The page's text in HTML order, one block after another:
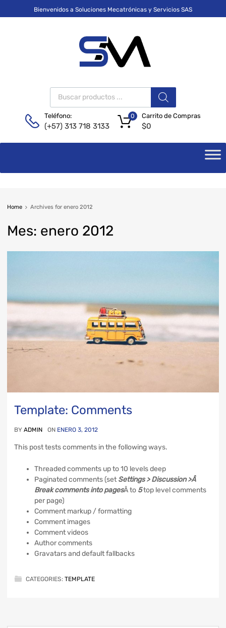
Bienvenidos a Soluciones Mecatrónicas y Servicios SAS
Teléfono:
(+57) 313 718 3133
Carrito de Compras
$0
0
Home Archives for enero 2012
Mes: enero 2012
Template: Comments
BY ADMIN ON ENERO 3, 2012
This post tests comments in the following ways.
Threaded comments up to 10 levels deep
Paginated comments (set Settings > Discussion >Â
Break comments into pagesÂ to 5top level comments
per page)
Comment markup / formatting
Comment images
Comment videos
Author comments
Gravatars and default fallbacks
CATEGORIES: TEMPLATE